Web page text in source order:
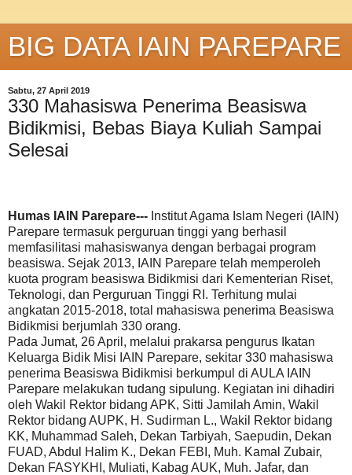
BIG DATA IAIN PAREPARE
Sabtu, 27 April 2019
330 Mahasiswa Penerima Beasiswa
Bidikmisi, Bebas Biaya Kuliah Sampai
Selesai
Humas IAIN Parepare--- Institut Agama Islam Negeri (IAIN)
Parepare termasuk perguruan tinggi yang berhasil
memfasilitasi mahasiswanya dengan berbagai program
beasiswa. Sejak 2013, IAIN Parepare telah memperoleh
kuota program beasiswa Bidikmisi dari Kementerian Riset,
Teknologi, dan Perguruan Tinggi RI. Terhitung mulai
angkatan 2015-2018, total mahasiswa penerima Beasiswa
Bidikmisi berjumlah 330 orang.
Pada Jumat, 26 April, melalui prakarsa pengurus Ikatan
Keluarga Bidik Misi IAIN Parepare, sekitar 330 mahasiswa
penerima Beasiswa Bidikmisi berkumpul di AULA IAIN
Parepare melakukan tudang sipulung. Kegiatan ini dihadiri
oleh Wakil Rektor bidang APK, Sitti Jamilah Amin, Wakil
Rektor bidang AUPK, H. Sudirman L., Wakil Rektor bidang
KK, Muhammad Saleh, Dekan Tarbiyah, Saepudin, Dekan
FUAD, Abdul Halim K., Dekan FEBI, Muh. Kamal Zubair,
Dekan FASYKHI, Muliati, Kabag AUK, Muh. Jafar, dan